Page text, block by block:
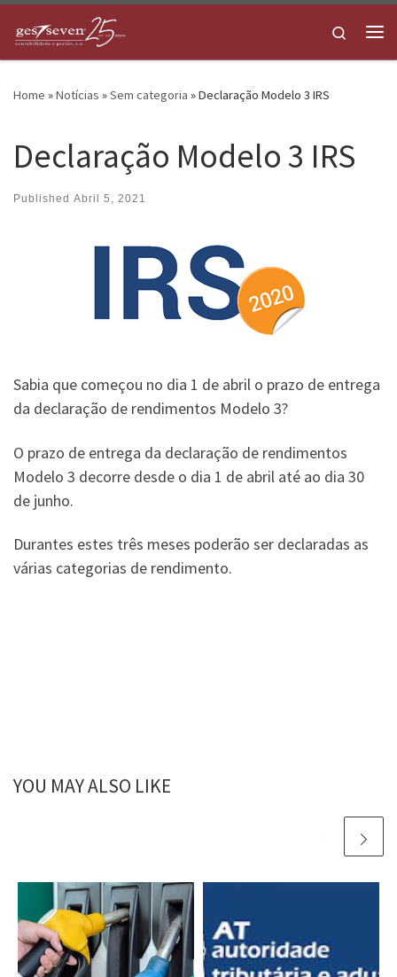
Skip to content
Search
Home »Notícias »Sem categoria »Declaração Modelo 3 IRS
Declaração Modelo 3 IRS
Published Abril 5, 2021
Sabia que começou no dia 1 de abril o prazo de entrega
da declaração de rendimentos Modelo 3?
O prazo de entrega da declaração de rendimentos
Modelo 3 decorre desde o dia 1 de abril até ao dia 30
de junho.
Durantes estes três meses poderão ser declaradas as
várias categorias de rendimento.
YOU MAY ALSO LIKE